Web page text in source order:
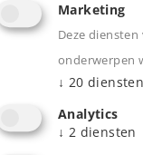
Marketing
Deze
onderwerpen
↓ 20 diensten
Analytics
↓ 2 diensten